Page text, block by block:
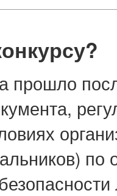
прошло
по